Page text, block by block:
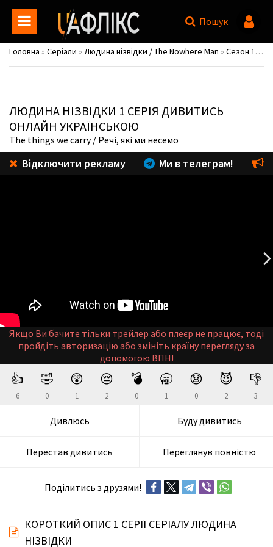
Пошук
Головна » Серіали » Людина нізвідки / The Nowhere Man » Сезон 1» 1
ЛЮДИНА НІЗВІДКИ 1 СЕРІЯ ДИВИТИСЬ
ОНЛАЙН УКРАЇНСЬКОЮ
The things we carry/ Речі, які ми несемо
Відключити рекламу Ми в телеграм!
Якщо Ви бачите тільки трейлер або плеєр не працює, тоді
пройдіть авторизацію або змініть країну перегляду за
допомогою ВПН!
👍
6
🤣
0
😲
1
😔
2
💣
0
🥱
1
😧
0
😈
2
👎
3
Дивлюсь Буду дивитись
Перестав дивитись Переглянув повністю
Поділитись з друзями!
КОРОТКИЙ ОПИС 1 СЕРІЇ СЕРІАЛУ ЛЮДИНА
НІЗВІДКИ